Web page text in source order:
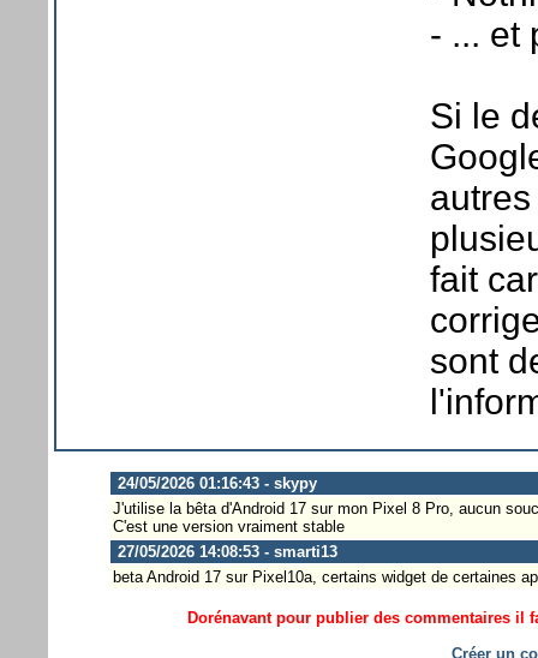
- ... et
Si le
fait
sont
24/05/2026 01:16:43 - skypy
J'utilise la bêta d'Android 17 sur mon Pixel 8 Pro, aucun
C'est une version vraiment stable
27/05/2026 14:08:53 - smarti13
beta Android 17 sur Pixel10a, certains widget de certaines
Dorénavant pour publier des commentaires il
Créer un